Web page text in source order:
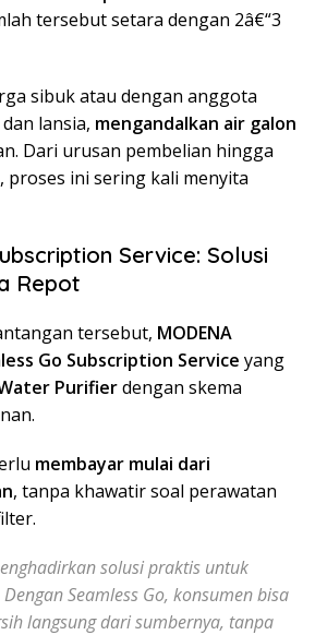
tersebut setara dengan 2â€“3
sibuk atau dengan anggota
lansia, mengandalkan air galon
Dari urusan pembelian hingga
proses ini sering kali menyita
Service: Solusi
Repot
tersebut, MODENA
Go Subscription Service yang
Purifierdengan skema
membayar mulai dari
, tanpa khawatir soal perawatan
solusi praktis untuk
Seamless Go, konsumen bisa
langsung dari sumbernya, tanpa